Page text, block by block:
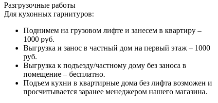
Разгрузочные работы
Для кухонных гарнитуров:
Поднимем на грузовом лифте и занесем в квартиру –
1000 руб.
Выгрузка и занос в частный дом на первый этаж – 1000
руб.
Выгрузка к подъезду/частному дому без заноса в
помещение – бесплатно.
Подъем кухни в квартирные дома без лифта возможен и
просчитывается заранее менеджером нашего магазина.